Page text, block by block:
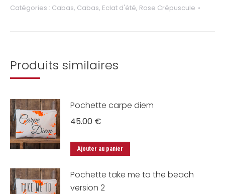
reconnais
rose
Catégories : Cabas, Cabas, Eclat d'été, Rose Crépuscule
Produits similaires
Pochette carpe diem
45.00 €
Ajouter au panier
Pochette take me to the beach
version 2